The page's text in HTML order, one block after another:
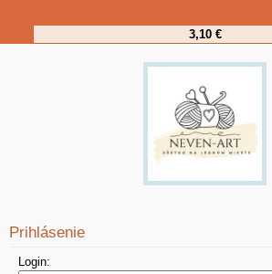
3,10 €
Prihlásenie
Login: